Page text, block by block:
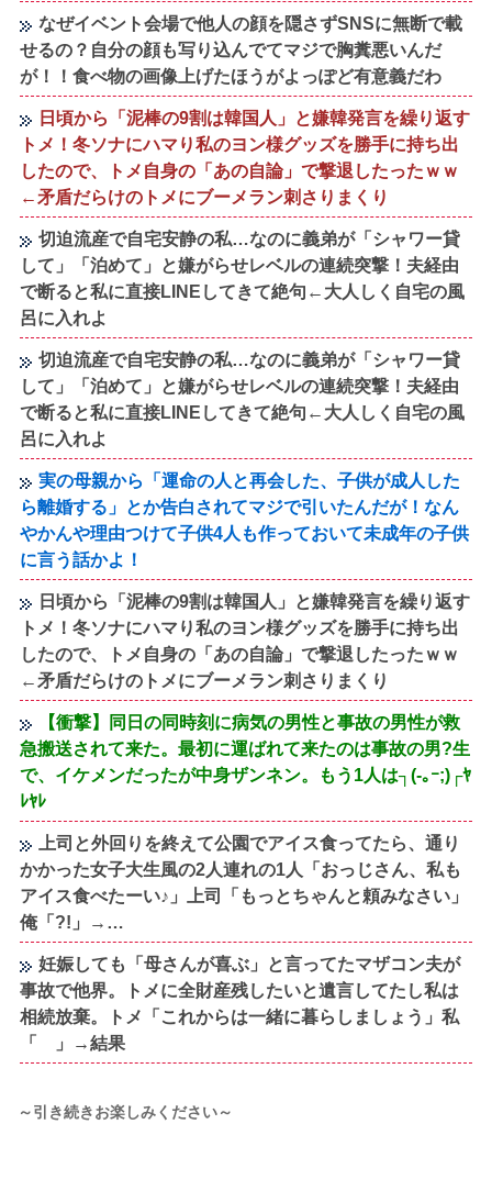
なぜイベント会場で他人の顔を隠さずSNSに無断で載
せるの？自分の顔も写り込んでてマジで胸糞悪いんだ
が！！食べ物の画像上げたほうがよっぽど有意義だわ
日頃から「泥棒の9割は韓国人」と嫌韓発言を繰り返す
トメ！冬ソナにハマり私のヨン様グッズを勝手に持ち出
したので、トメ自身の「あの自論」で撃退したったｗｗ
←矛盾だらけのトメにブーメラン刺さりまくり
切迫流産で自宅安静の私…なのに義弟が「シャワー貸
して」「泊めて」と嫌がらせレベルの連続突撃！夫経由
で断ると私に直接LINEしてきて絶句←大人しく自宅の風
呂に入れよ
切迫流産で自宅安静の私…なのに義弟が「シャワー貸
して」「泊めて」と嫌がらせレベルの連続突撃！夫経由
で断ると私に直接LINEしてきて絶句←大人しく自宅の風
呂に入れよ
実の母親から「運命の人と再会した、子供が成人した
ら離婚する」とか告白されてマジで引いたんだが！なん
やかんや理由つけて子供4人も作っておいて未成年の子供
に言う話かよ！
日頃から「泥棒の9割は韓国人」と嫌韓発言を繰り返す
トメ！冬ソナにハマり私のヨン様グッズを勝手に持ち出
したので、トメ自身の「あの自論」で撃退したったｗｗ
←矛盾だらけのトメにブーメラン刺さりまくり
【衝撃】同日の同時刻に病気の男性と事故の男性が救
急搬送されて来た。最初に運ばれて来たのは事故の男?生
で、イケメンだったが中身ザンネン。もう1人は┐(-｡ｰ;)┌ﾔ
ﾚﾔﾚ
上司と外回りを終えて公園でアイス食ってたら、通り
かかった女子大生風の2人連れの1人「おっじさん、私も
アイス食べたーい♪」上司「もっとちゃんと頼みなさい」
俺「?!」→…
妊娠しても「母さんが喜ぶ」と言ってたマザコン夫が
事故で他界。トメに全財産残したいと遺言してたし私は
相続放棄。トメ「これからは一緒に暮らしましょう」私
「 」→結果
～引き続きお楽しみください～